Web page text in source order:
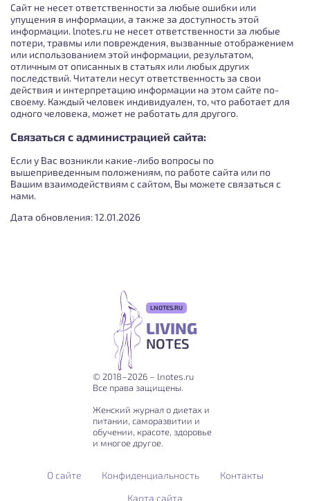
Сайт не несет ответственности за любые ошибки или
упущения в информации, а также за доступность этой
информации. lnotes.ru не несет ответственности за любые
потери, травмы или повреждения, вызванные отображением
или использованием этой информации, результатом,
отличным от описанных в статьях или любых других
последствий. Читатели несут ответственность за свои
действия и интерпретацию информации на этом сайте по-
своему. Каждый человек индивидуален, то, что работает для
одного человека, может не работать для другого.
Связаться с администрацией сайта:
Если у Вас возникли какие-либо вопросы по
вышеприведенным положениям, по работе сайта или по
Вашим взаимодействиям с сайтом, Вы можете связаться с
нами.
Дата обновления: 12.01.2026
LNOTES.RU
LIVING
NOTES
© 2018–2026 – lnotes.ru
Все права защищены.
Женский журнал о диетах и
питании, саморазвитии и
обучении, красоте, здоровье
и многое другое.
О сайте Конфиденциальность
Контакты
Карта сайта